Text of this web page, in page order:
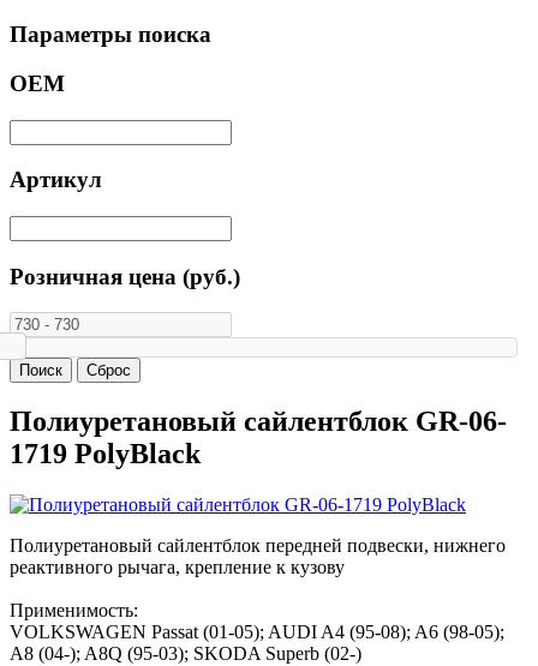
Параметры поиска
ОЕМ
Артикул
Розничная цена (руб.)
Полиуретановый сайлентблок GR-06-
1719 PolyBlack
Полиуретановый сайлентблок передней подвески, нижнего
реактивного рычага, крепление к кузову
Применимость:
VOLKSWAGEN Passat (01-05); AUDI A4 (95-08); A6 (98-05);
A8 (04-); A8Q (95-03); SKODA Superb (02-)